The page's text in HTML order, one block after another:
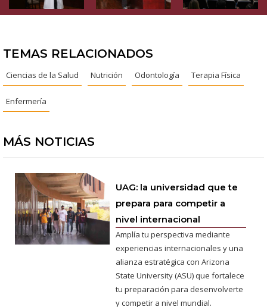
TEMAS RELACIONADOS
Ciencias de la Salud Nutrición Odontología Terapia Física
Enfermería
MÁS NOTICIAS
UAG: la universidad que te
prepara para competir a
nivel internacional
Amplía tu perspectiva mediante
experiencias internacionales y una
alianza estratégica con Arizona
State University (ASU) que fortalece
tu preparación para desenvolverte
y competir a nivel mundial.